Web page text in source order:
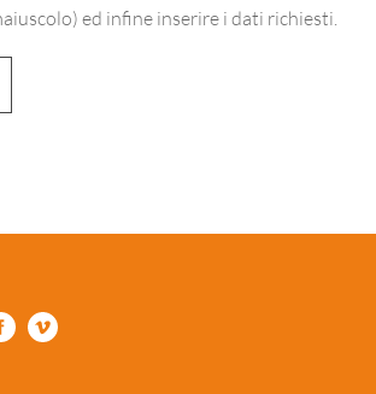
ed infine inserire i dati richiesti.